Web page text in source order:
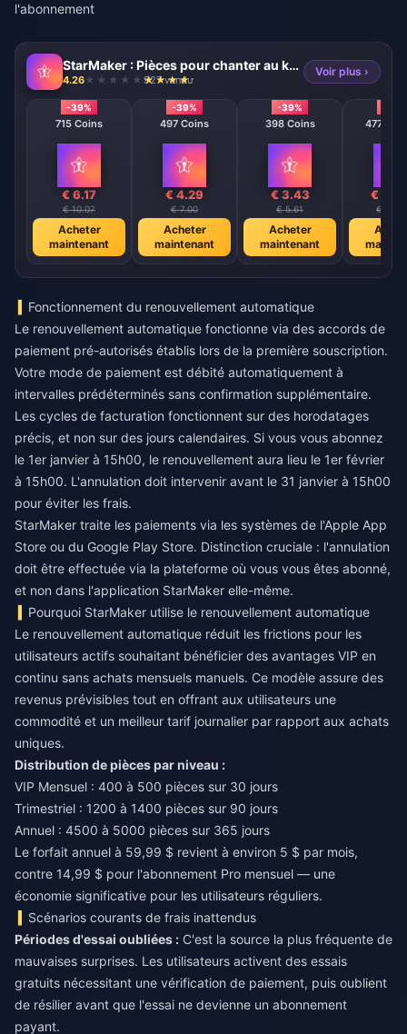
l'abonnement
StarMaker : Pièces pour chanter au karaoké
4.26 927 vendu
Voir plus ›
-39%
715 Coins
€ 6.17
€ 10.07
Acheter
maintenant
-39%
497 Coins
€ 4.29
€ 7.00
Acheter
maintenant
-39%
398 Coins
€ 3.43
€ 5.61
Acheter
maintenant
47746
€
€
Fonctionnement du renouvellement automatique
Le renouvellement automatique fonctionne via des accords de
paiement pré-autorisés établis lors de la première souscription.
Votre mode de paiement est débité automatiquement à
intervalles prédéterminés sans confirmation supplémentaire.
Les cycles de facturation fonctionnent sur des horodatages
précis, et non sur des jours calendaires. Si vous vous abonnez
le 1er janvier à 15h00, le renouvellement aura lieu le 1er février
à 15h00. L'annulation doit intervenir avant le 31 janvier à 15h00
pour éviter les frais.
StarMaker traite les paiements via les systèmes de l'Apple App
Store ou du Google Play Store. Distinction cruciale : l'annulation
doit être effectuée via la plateforme où vous vous êtes abonné,
et non dans l'application StarMaker elle-même.
Pourquoi StarMaker utilise le renouvellement automatique
Le renouvellement automatique réduit les frictions pour les
utilisateurs actifs souhaitant bénéficier des avantages VIP en
continu sans achats mensuels manuels. Ce modèle assure des
revenus prévisibles tout en offrant aux utilisateurs une
commodité et un meilleur tarif journalier par rapport aux achats
uniques.
Distribution de pièces par niveau :
VIP Mensuel : 400 à 500 pièces sur 30 jours
Trimestriel : 1200 à 1400 pièces sur 90 jours
Annuel : 4500 à 5000 pièces sur 365 jours
Le forfait annuel à 59,99 $ revient à environ 5 $ par mois,
contre 14,99 $ pour l'abonnement Pro mensuel — une
économie significative pour les utilisateurs réguliers.
Scénarios courants de frais inattendus
Périodes d'essai oubliées : C'est la source la plus fréquente de
mauvaises surprises. Les utilisateurs activent des essais
gratuits nécessitant une vérification de paiement, puis oublient
de résilier avant que l'essai ne devienne un abonnement
payant.